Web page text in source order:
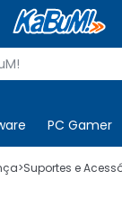
PC Gamer
conta
>Suportes e